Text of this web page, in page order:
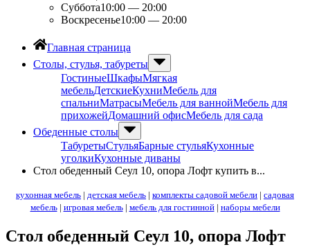
Суббота10:00 — 20:00
Воскресенье10:00 — 20:00
Главная страница
Столы, стулья, табуреты
ГостиныеШкафыМягкая
мебельДетскиеКухниМебель для
спальниМатрасыМебель для ваннойМебель для
прихожейДомашний офисМебель для сада
Обеденные столы
ТабуретыСтульяБарные стульяКухонные
уголкиКухонные диваны
Стол обеденный Сеул 10, опора Лофт купить в...
кухонная мебель | детская мебель | комплекты садовой мебели | садовая
мебель| игровая мебель| мебель для гостинной| наборы мебели
Стол обеденный Сеул 10, опора Лофт